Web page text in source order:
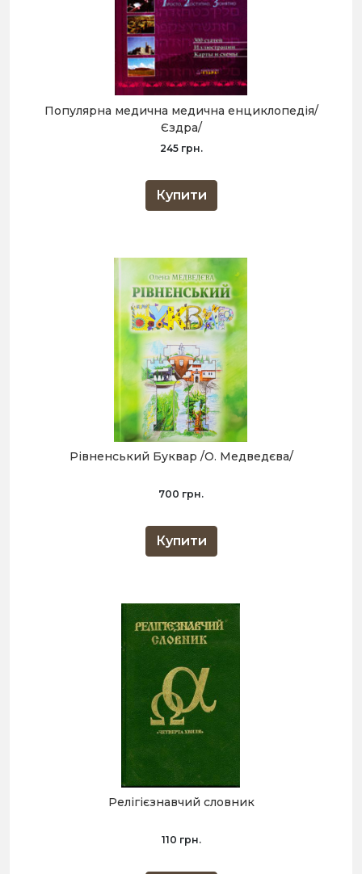
Популярна медична медична енциклопедія/
Єздра/
245 грн.
Купити
Рівненський Буквар /О. Медведєва/
700 грн.
Купити
Релігієзнавчий словник
110 грн.